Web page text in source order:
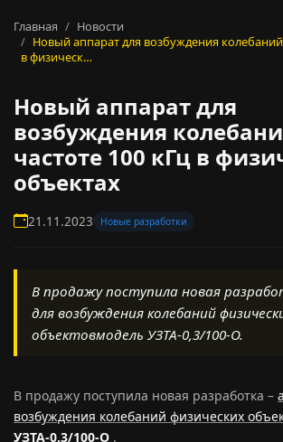
Главная
Новости
Новый аппарат для возбуждения колебаний
в физическ…
Новый аппарат для
возбуждения
частоте 100 кГц в
объектах
21.11.2023 Новые разработки
В продажу поступила новая
для возбуждения колебаний
объектовмодель УЗТА-0,3/100-О.
В продажу поступила новая разработка –
возбуждения колебаний физических
УЗТА-0,3/100-О .